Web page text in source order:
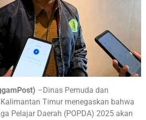
–Dinas Pemuda dan
Timur menegaskan bahwa
Pelajar Daerah (POPDA) 2025 akan